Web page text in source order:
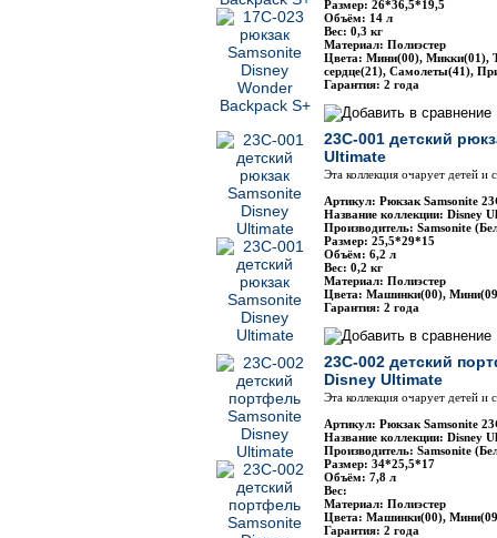
Размер: 26*36,5*19,5
Объём: 14 л
Вес: 0,3 кг
Материал: Полиэстер
Цвета: Мини(00), Микки(01),
сердце(21), Самолеты(41),
Гарантия: 2 года
23C-001 детский
Ultimate
Эта коллекция очарует детей
Артикул: Рюкзак Samsonite
Название коллекции: Disney
Производитель: Samsonite
Размер: 25,5*29*15
Объём: 6,2 л
Вес: 0,2 кг
Материал: Полиэстер
Цвета: Машинки(00),
Гарантия: 2 года
23C-002 детский
Disney Ultimate
Эта коллекция очарует детей
Артикул: Рюкзак Samsonite
Название коллекции: Disney
Производитель: Samsonite
Размер: 34*25,5*17
Объём: 7,8 л
Вес:
Материал: Полиэстер
Цвета: Машинки(00),
Гарантия: 2 года